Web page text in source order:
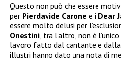
Questo non può che essere
per Pierdavide Carone e i Dear
essere molto delusi per
Onestini , tra l’altro, non è
lavoro fatto dal cantante e dalla
illustri hanno dato una nota di